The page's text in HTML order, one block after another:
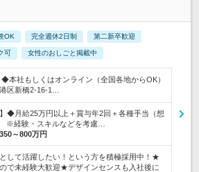
OK 完全週休2日制 第二新卒歓迎
可 女性のおしごと掲載中
◆本社もしくはオンライン（全国各地からOK）
区新橋2-16-1…
】◆月給25万円以上＋賞与年2回＋各種手当（想
※経験・スキルなどを考慮…
350～800万円
して活躍したい！という方を積極採用中！★
で未経験大歓迎★デザインセンスも入社後に